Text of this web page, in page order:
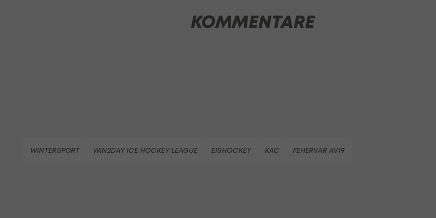
KOMMENTARE
WINTERSPORT WIN2DAY ICE HOCKEY LEAGUE EISHOCKEY KAC FEHERVAR AV19